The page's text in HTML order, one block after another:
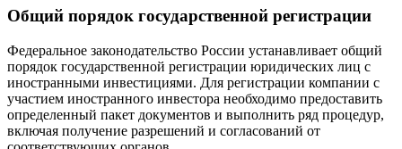
Общий порядок государственной регистрации
Федеральное законодательство России устанавливает общий
порядок государственной регистрации юридических лиц с
иностранными инвестициями. Для регистрации компании с
участием иностранного инвестора необходимо предоставить
определенный пакет документов и выполнить ряд процедур,
включая получение разрешений и согласований от